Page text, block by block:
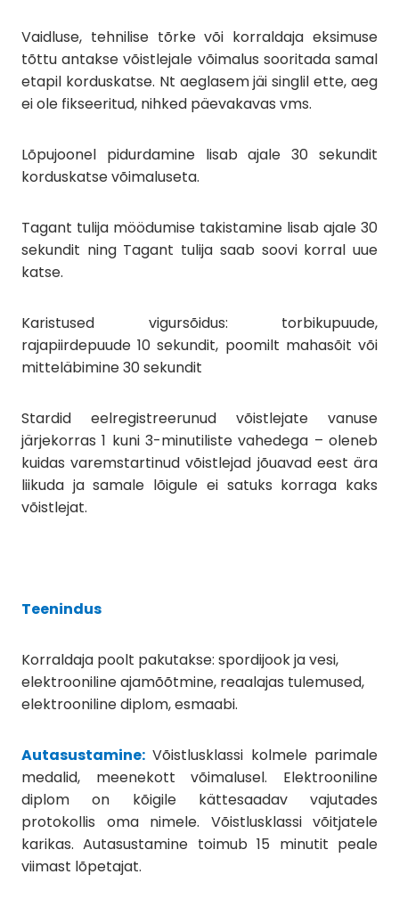
Vaidluse, tehnilise tõrke või korraldaja eksimuse
tõttu antakse võistlejale võimalus sooritada samal
etapil korduskatse. Nt aeglasem jäi singlil ette, aeg
ei ole fikseeritud, nihked päevakavas vms.
Lõpujoonel pidurdamine lisab ajale 30 sekundit
korduskatse võimaluseta.
Tagant tulija möödumise takistamine lisab ajale 30
sekundit ning Tagant tulija saab soovi korral uue
katse.
Karistused vigursõidus: torbikupuude,
rajapiirdepuude 10 sekundit, poomilt mahasõit või
mitteläbimine 30 sekundit
Stardid eelregistreerunud võistlejate vanuse
järjekorras 1 kuni 3-minutiliste vahedega – oleneb
kuidas varemstartinud võistlejad jõuavad eest ära
liikuda ja samale lõigule ei satuks korraga kaks
võistlejat.
Teenindus
Korraldaja poolt pakutakse: spordijook ja vesi,
elektrooniline ajamõõtmine, reaalajas tulemused,
elektrooniline diplom, esmaabi.
Autasustamine: Võistlusklassi kolmele parimale
medalid, meenekott võimalusel. Elektrooniline
diplom on kõigile kättesaadav vajutades
protokollis oma nimele. Võistlusklassi võitjatele
karikas. Autasustamine toimub 15 minutit peale
viimast lõpetajat.